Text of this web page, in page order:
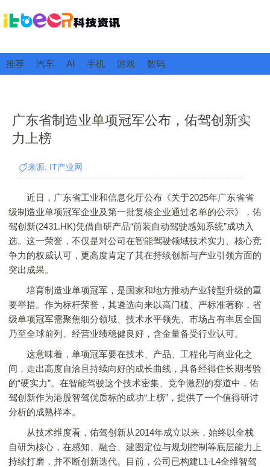
推荐 汽车 AI 手机 游戏 数码
广东省制造业单项冠军公布，佑驾创新实
力上榜
来源: IT产业网
近日，广东省工业和信息化厅公布《关于2025年广东省省
级制造业单项冠军企业及第一批复核企业通过名单的公示》，佑
驾创新(2431.HK)凭借自研产品“前装自动驾驶感知系统”成功入
选。这一荣誉，不仅是对公司在智能驾驶领域技术实力、核心竞
争力的权威认可，更高度肯定了其在持续创新与产业引领方面的
突出成果。
培育制造业单项冠军，是国家和地方推动产业转型升级的重
要举措。作为标杆荣誉，其遴选向来以高门槛、严标准著称，省
级单项冠军需聚焦细分领域、技术水平领先、市场占有率居全国
乃至全球前列、经营业绩稳健良好，含金量备受行业认可。
这意味着，单项冠军要在技术、产品、工程化与商业化之
间，走出高度自洽且持续向好的成长曲线，具备经得住长期考验
的“硬实力”。在智能驾驶这个技术密集、竞争激烈的赛道中，佑
驾创新作为港股智驾优质标的成功“上榜”，提供了一个值得研讨
分析的成熟样本。
从技术维度看，佑驾创新从2014年成立以来，始终以全栈
自研为核心，在感知、融合、建图定位与规划控制等底层能力上
持续打磨，并不断创新迭代。目前，公司已构建L1-L4全维智驾